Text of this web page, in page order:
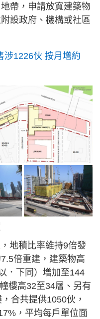
帶，申請放寬建築物
設政府、機構或社區
涉1226伙 按月增約
地積比率維持9倍發
倍重建，建築物高
．下同）增加至144
樓高32至34層、另有
合共提供1050伙，
，平均每戶單位面